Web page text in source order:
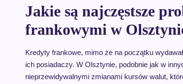
Jakie są najczęstsze
frankowymi w
Kredyty frankowe, mimo że na początku
ich posiadaczy. W Olsztynie, podobnie jak w
nieprzewidywalnymi zmianami kursów walut,